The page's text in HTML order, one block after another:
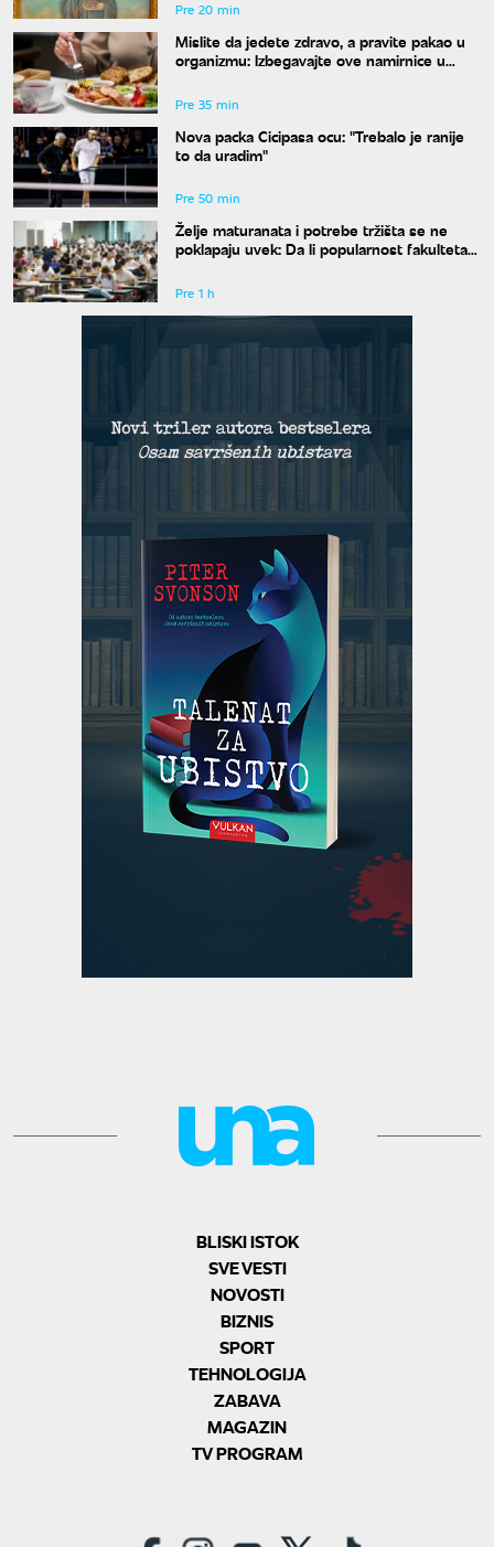
Pre 20 min
Mislite da jedete zdravo, a pravite pakao u
organizmu: Izbegavajte ove namirnice u
nestabilan
Pre 35 min
Nova packa Cicipasa ocu: "Trebalo je ranije
to da uradim"
Pre 50 min
Želje maturanata i potrebe tržišta se ne
poklapaju uvek: Da li popularnost fakulteta
Pre 1 h
BLISKI ISTOK
SVE VESTI
NOVOSTI
BIZNIS
SPORT
TEHNOLOGIJA
ZABAVA
MAGAZIN
TV PROGRAM